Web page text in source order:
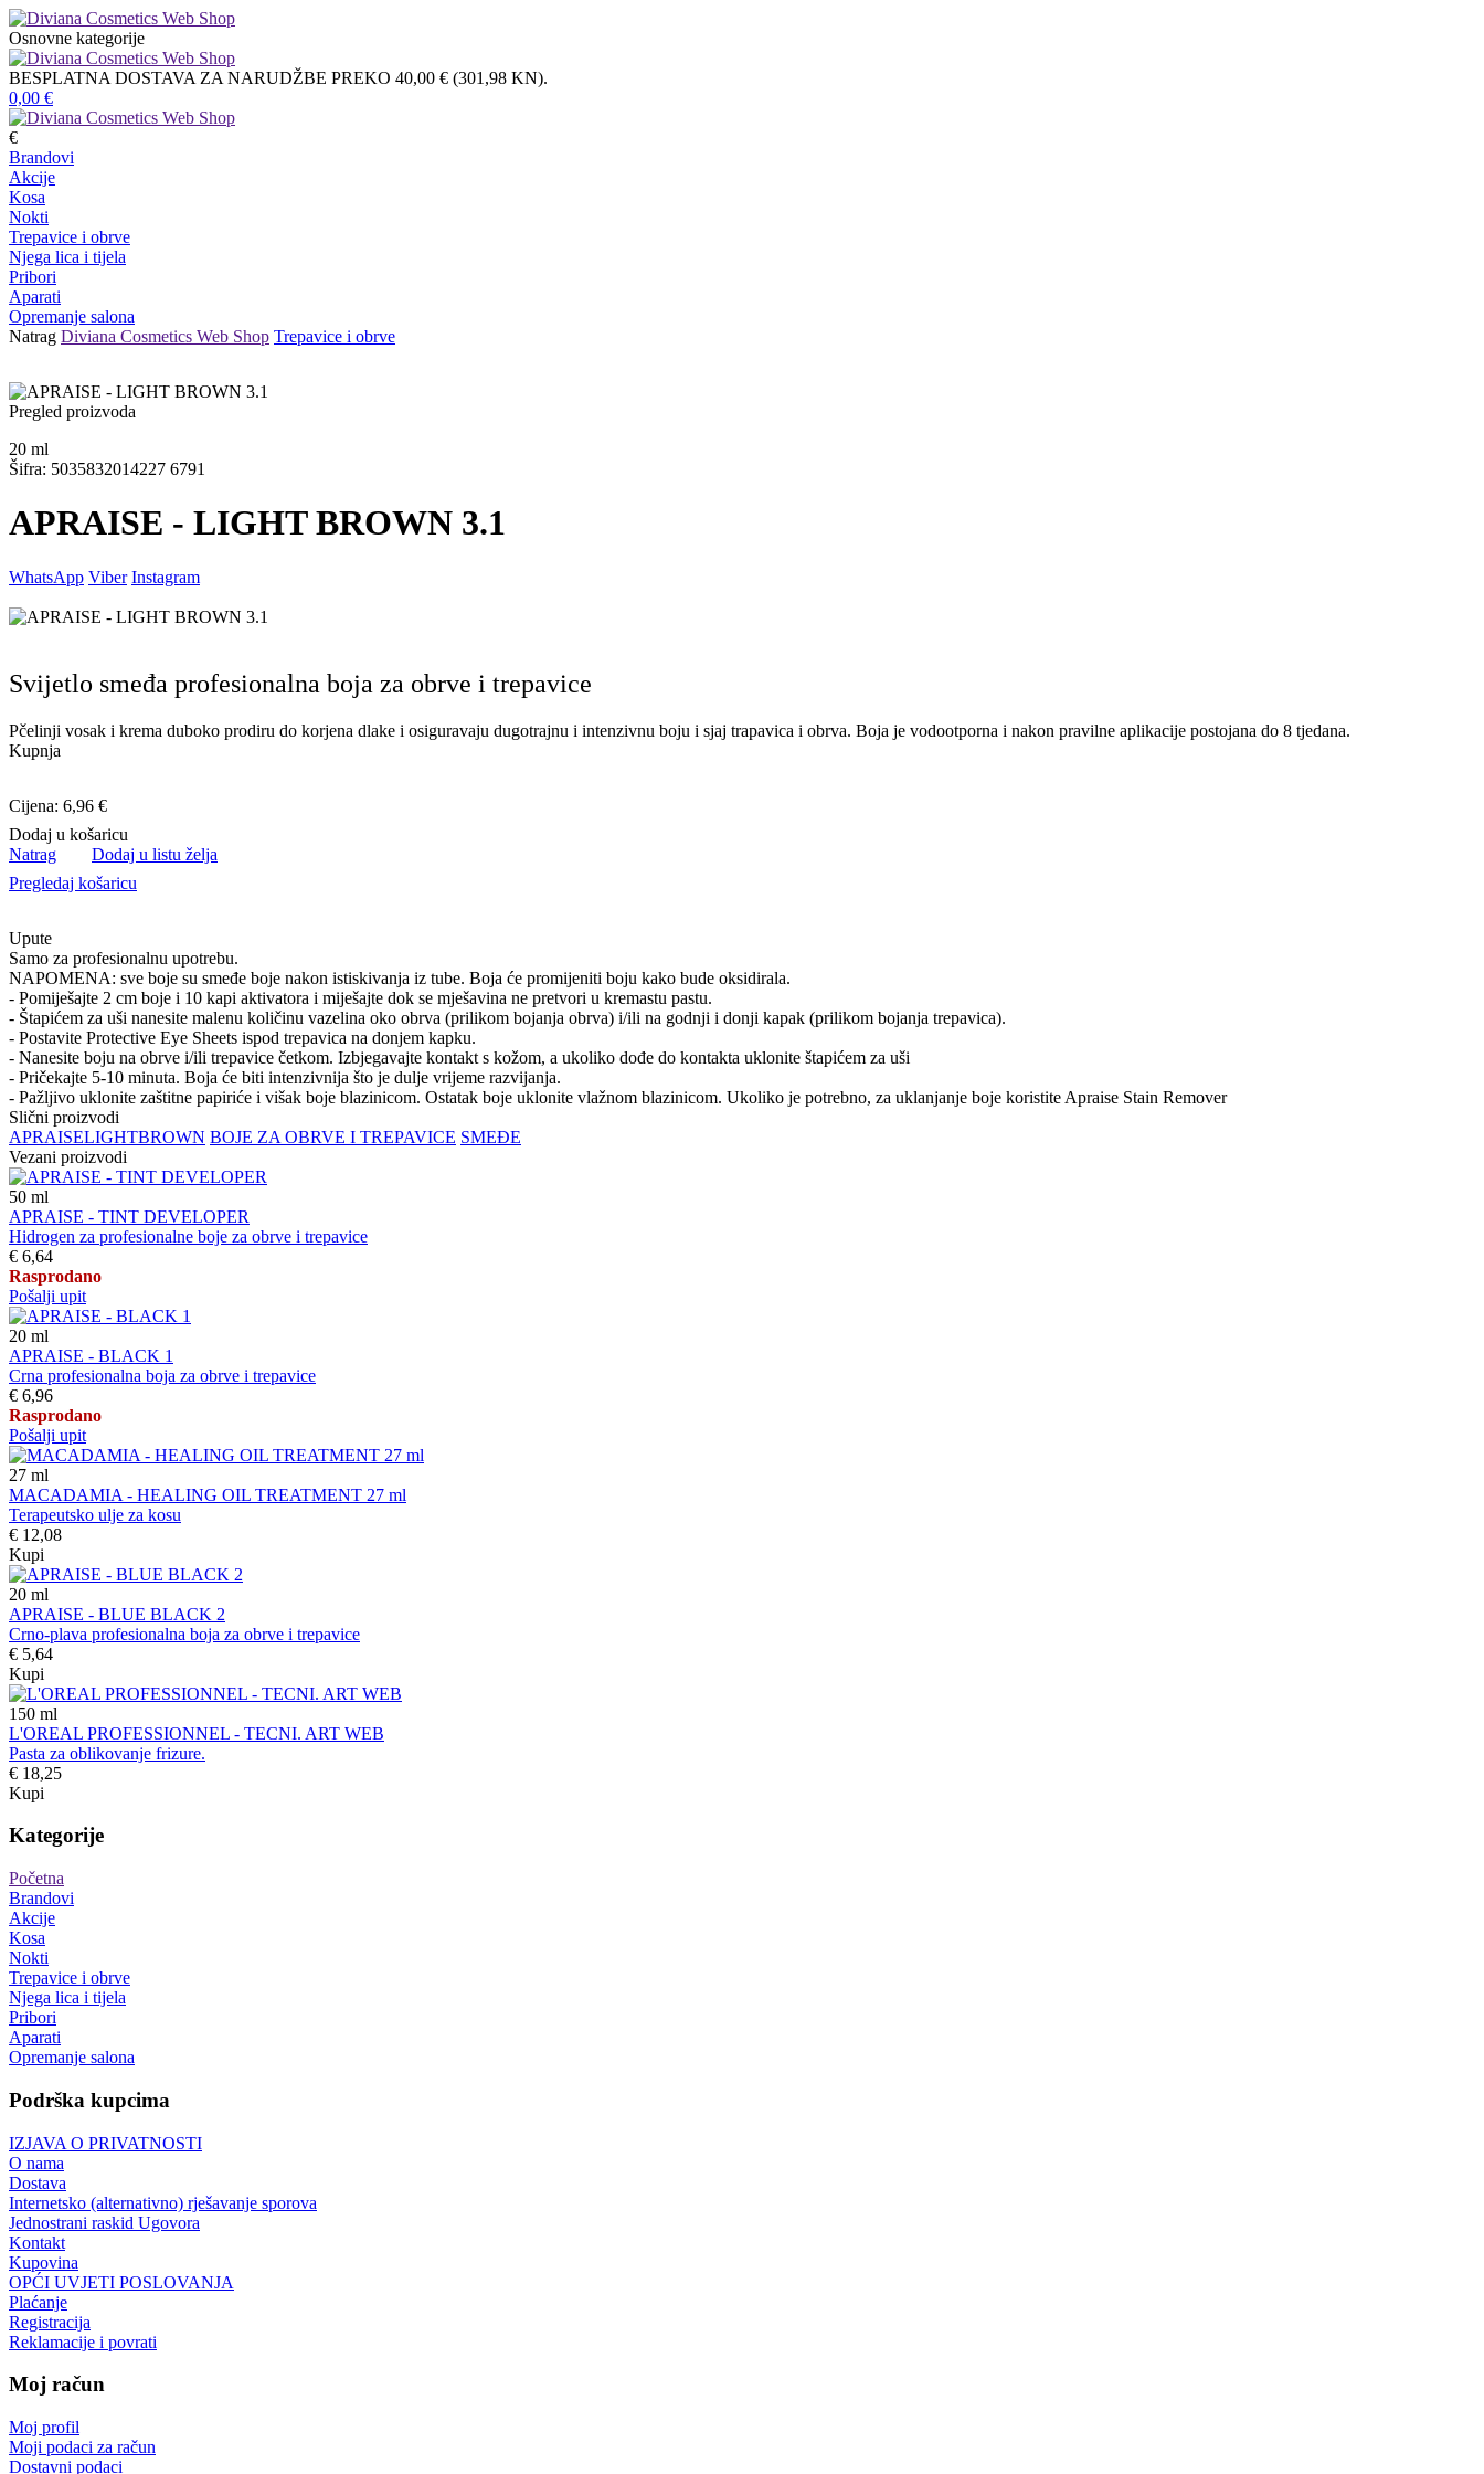
Osnovne kategorije
BESPLATNA DOSTAVA ZA NARUDŽBE PREKO 40,00 € (301,98 KN).
0,00 €
€
Brandovi
Akcije
Kosa
Nokti
Trepavice i obrve
Njega lica i tijela
Pribori
Aparati
Opremanje salona
Natrag Diviana Cosmetics Web Shop Trepavice i obrve
Pregled proizvoda
20 ml
Šifra: 5035832014227 6791
APRAISE - LIGHT BROWN 3.1
WhatsApp Viber Instagram
Svijetlo smeđa profesionalna boja za obrve i trepavice
Pčelinji vosak i krema duboko prodiru do korjena dlake i osiguravaju dugotrajnu i intenzivnu boju i sjaj trapavica i obrva. Boja je vodootporna i nakon pravilne aplikacije postojana do 8 tjedana.
Kupnja
Cijena: 6,96 €
Dodaj u košaricu
Natrag
Dodaj u listu želja
Pregledaj košaricu
Upute
Samo za profesionalnu upotrebu.
NAPOMENA: sve boje su smeđe boje nakon istiskivanja iz tube. Boja će promijeniti boju kako bude oksidirala.
- Pomiješajte 2 cm boje i 10 kapi aktivatora i miješajte dok se mješavina ne pretvori u kremastu pastu.
- Štapićem za uši nanesite malenu količinu vazelina oko obrva (prilikom bojanja obrva) i/ili na godnji i donji kapak (prilikom bojanja trepavica).
- Postavite Protective Eye Sheets ispod trepavica na donjem kapku.
- Nanesite boju na obrve i/ili trepavice četkom. Izbjegavajte kontakt s kožom, a ukoliko dođe do kontakta uklonite štapićem za uši
- Pričekajte 5-10 minuta. Boja će biti intenzivnija što je dulje vrijeme razvijanja.
- Pažljivo uklonite zaštitne papiriće i višak boje blazinicom. Ostatak boje uklonite vlažnom blazinicom. Ukoliko je potrebno, za uklanjanje boje koristite Apraise Stain Remover
Slični proizvodi
APRAISELIGHTBROWN BOJE ZA OBRVE I TREPAVICE SMEĐE
Vezani proizvodi
50 ml
APRAISE - TINT DEVELOPER
Hidrogen za profesionalne boje za obrve i trepavice
€ 6,64
Rasprodano
Pošalji upit
20 ml
APRAISE - BLACK 1
Crna profesionalna boja za obrve i trepavice
€ 6,96
Rasprodano
Pošalji upit
27 ml
MACADAMIA - HEALING OIL TREATMENT 27 ml
Terapeutsko ulje za kosu
€ 12,08
Kupi
20 ml
APRAISE - BLUE BLACK 2
Crno-plava profesionalna boja za obrve i trepavice
€ 5,64
Kupi
150 ml
L'OREAL PROFESSIONNEL - TECNI. ART WEB
Pasta za oblikovanje frizure.
€ 18,25
Kupi
Kategorije
Početna
Brandovi
Akcije
Kosa
Nokti
Trepavice i obrve
Njega lica i tijela
Pribori
Aparati
Opremanje salona
Podrška kupcima
IZJAVA O PRIVATNOSTI
O nama
Dostava
Internetsko (alternativno) rješavanje sporova
Jednostrani raskid Ugovora
Kontakt
Kupovina
OPĆI UVJETI POSLOVANJA
Plaćanje
Registracija
Reklamacije i povrati
Moj račun
Moj profil
Moji podaci za račun
Dostavni podaci